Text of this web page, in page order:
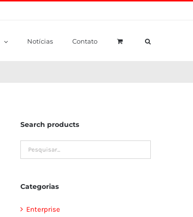
Notícias Contato
Search products
Categorias
Enterprise